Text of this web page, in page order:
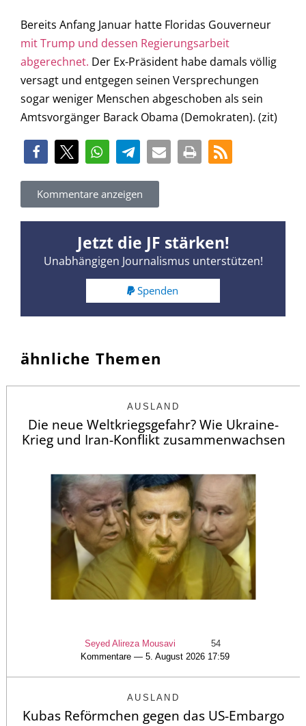
Bereits Anfang Januar hatte Floridas Gouverneur
mit Trump und dessen Regierungsarbeit
abgerechnet. Der Ex-Präsident habe damals völlig
versagt und entgegen seinen Versprechungen
sogar weniger Menschen abgeschoben als sein
Amtsvorgänger Barack Obama (Demokraten). (zit)
Kommentare anzeigen
Jetzt die JF stärken!
Unabhängigen Journalismus unterstützen!
Spenden
ähnliche Themen
AUSLAND
Die neue Weltkriegsgefahr? Wie Ukraine-
Krieg und Iran-Konflikt zusammenwachsen
Seyed Alireza Mousavi
54
Kommentare — 5. August 2026 17:59
AUSLAND
Kubas Reförmchen gegen das US-Embargo